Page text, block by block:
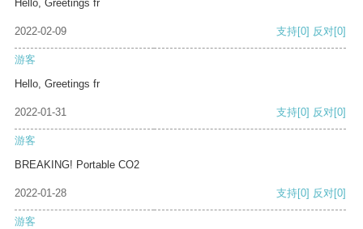
Hello, Greetings fr
2022-02-09 支持[0] 反对[0]
游客
Hello, Greetings fr
2022-01-31 支持[0] 反对[0]
游客
BREAKING! Portable CO2
2022-01-28 支持[0] 反对[0]
游客